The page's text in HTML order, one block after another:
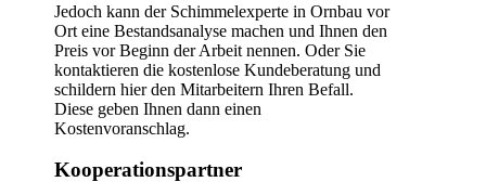
Jedoch kann der Schimmelexperte in Ornbau vor
Ort eine Bestandsanalyse machen und Ihnen den
Preis vor Beginn der Arbeit nennen. Oder Sie
kontaktieren die kostenlose Kundeberatung und
schildern hier den Mitarbeitern Ihren Befall.
Diese geben Ihnen dann einen
Kostenvoranschlag.
Kooperationspartner